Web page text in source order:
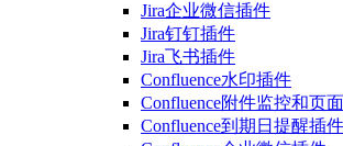
Jira企业微信插件
Jira钉钉插件
Jira飞书插件
Confluence水印插件
Confluence附件监控和页
Confluence到期日提醒插件